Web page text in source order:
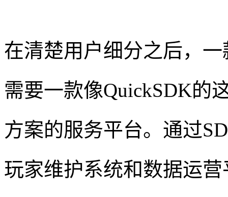
在清楚用户细分之后，
需要一款像QuickSDK的
方案的服务平台。通过
玩家维护系统和数据运